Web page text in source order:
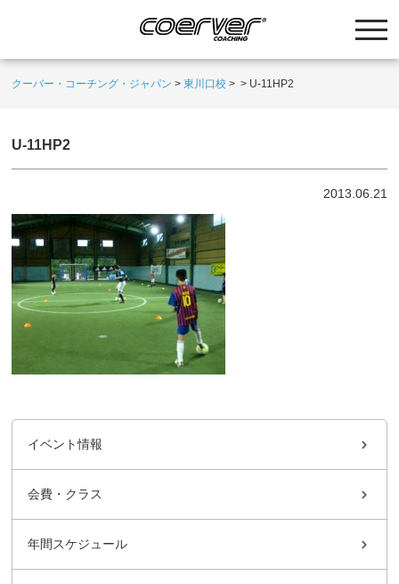
クーバー・コーチング・ジャパン >東川口校 > > U-11HP2
U-11HP2
2013.06.21
イベント情報
会費・クラス
年間スケジュール